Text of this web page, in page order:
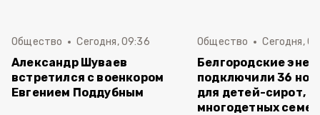
Общество Сегодня, 09:36
Александр Шуваев
встретился с военкором
Евгением Поддубным
Общество Сегодня,
Белгородские
подключили 36
для детей-сирот,
многодетных